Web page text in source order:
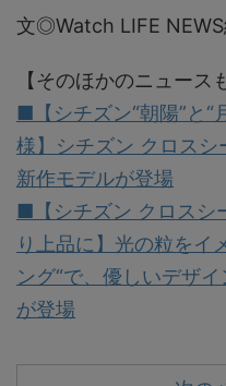
文◎Watch LIFE NEWS
【そのほかのニュース
■【シチズン“朝陽”と“
様】シチズン クロス
新作モデルが登場
■【シチズン クロスシ
り上品に】光の粒をイ
ング“で、優しいデザ
が登場